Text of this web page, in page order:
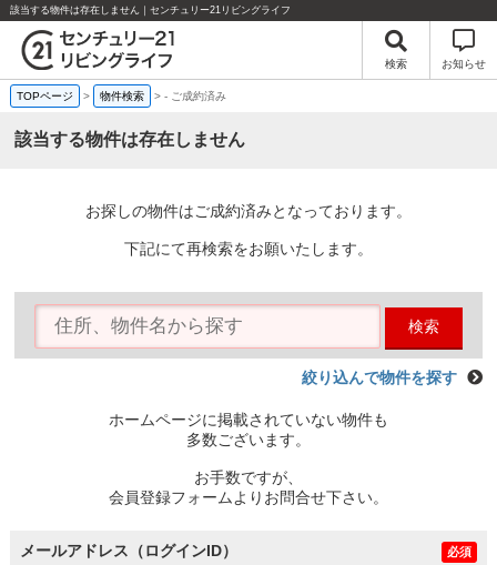
該当する物件は存在しません｜センチュリー21リビングライフ
検索 お知らせ
TOPページ > 物件検索 >- ご成約済み
該当する物件は存在しません
お探しの物件はご成約済みとなっております。
下記にて再検索をお願いたします。
検索
絞り込んで物件を探す
ホームページに掲載されていない物件も
多数ございます。
お手数ですが、
会員登録フォームよりお問合せ下さい。
メールアドレス（ログインID） 必須